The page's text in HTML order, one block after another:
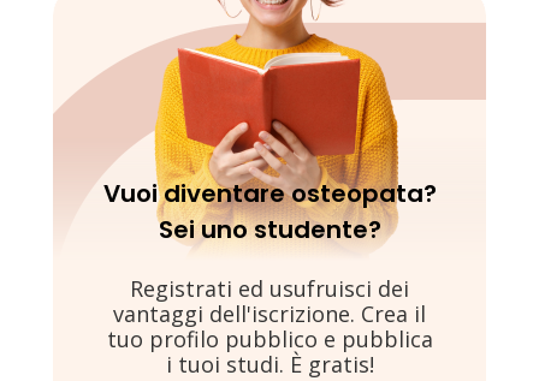
Vuoi diventare osteopata?
Sei uno studente?
Registrati ed usufruisci dei
vantaggi dell'iscrizione. Crea il
tuo profilo pubblico e pubblica
i tuoi studi. È gratis!